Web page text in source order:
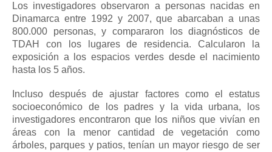
Los investigadores observaron a personas nacidas en
Dinamarca entre 1992 y 2007, que abarcaban a unas
800.000 personas, y compararon los diagnósticos de
TDAH con los lugares de residencia.Calcularon la
exposición a los espacios verdes desde el nacimiento
hasta los 5 años.
Incluso después de ajustar factores como el estatus
socioeconómico de los padres y la vida urbana, los
investigadores encontraron que los niños que vivían en
áreas con la menor cantidad de vegetación como
árboles, parques y patios, tenían un mayor riesgo de ser